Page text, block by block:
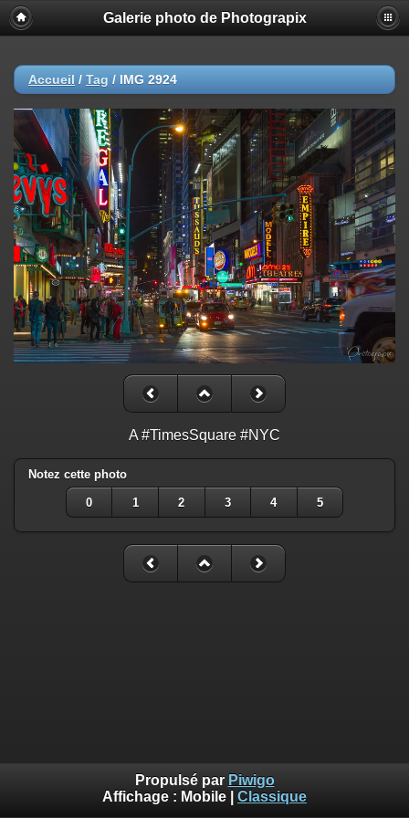
Galerie photo de Photograpix
Accueil / Tag / IMG 2924
A #TimesSquare #NYC
Notez cette photo
0 1 2 3 4 5
Propulsé par Piwigo
Affichage : Mobile Classique